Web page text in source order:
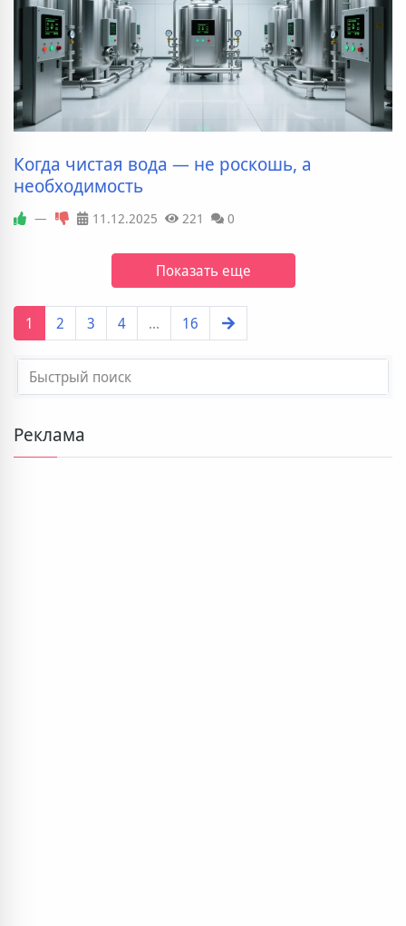
Когда чистая вода — не роскошь, а
необходимость
— 11.12.2025 221 0
Показать еще
1 2 3 4 ... 16
Реклама